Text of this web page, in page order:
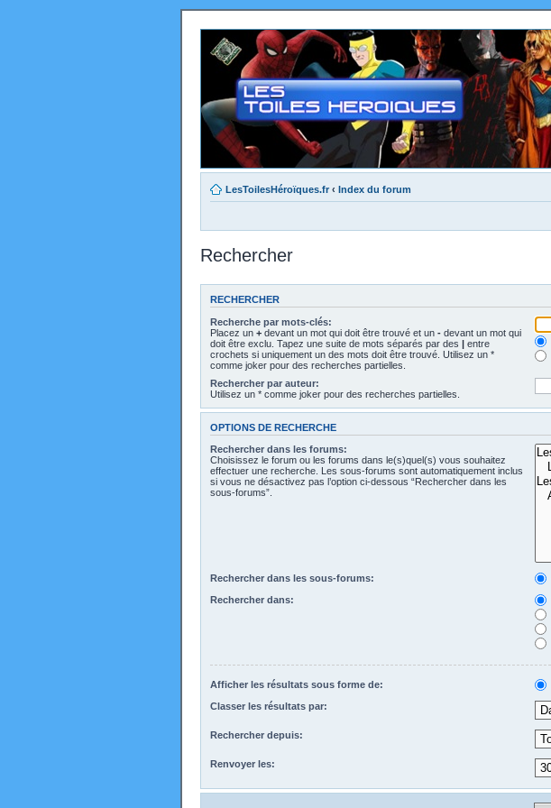
LesToilesHéroïques.fr ‹ Index du forum
Rechercher
RECHERCHER
Recherche par mots-clés:
Placez un + devant un mot qui doit être trouvé et un - devant un mot qui
doit être exclu. Tapez une suite de mots séparés par des | entre
crochets si uniquement un des mots doit être trouvé. Utilisez un *
comme joker pour des recherches partielles.
Rechercher par auteur:
Utilisez un * comme joker pour des recherches partielles.
OPTIONS DE RECHERCHE
Rechercher dans les forums:
Choisissez le forum ou les forums dans le(s)quel(s) vous souhaitez
effectuer une recherche. Les sous-forums sont automatiquement inclus
si vous ne désactivez pas l’option ci-dessous “Rechercher dans les
sous-forums”.
Rechercher dans les sous-forums:
Rechercher dans:
Afficher les résultats sous forme de:
Classer les résultats par:
Rechercher depuis:
Renvoyer les: